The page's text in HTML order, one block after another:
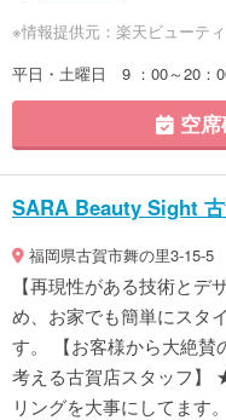
※情報提供元：楽天ビューテ
平日・土曜日 9 ：00～20：
空
SARA Beauty Sight
福岡県古賀市舞の里3-15-5
【再現性がある技術と
め、お家でも簡単にスタ
す。 【お客様から大絶賛
考える古賀店スタッフ】
リングを大事にしてます